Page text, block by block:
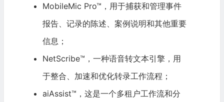
MobileMic Pro™，用于捕获和管理事件
报告、记录的陈述、案例说明和其他重要
信息；
NetScribe™，一种语音转文本引擎，用
于整合、加速和优化转录工作流程；
aiAssist™，这是一个多租户工作流和分